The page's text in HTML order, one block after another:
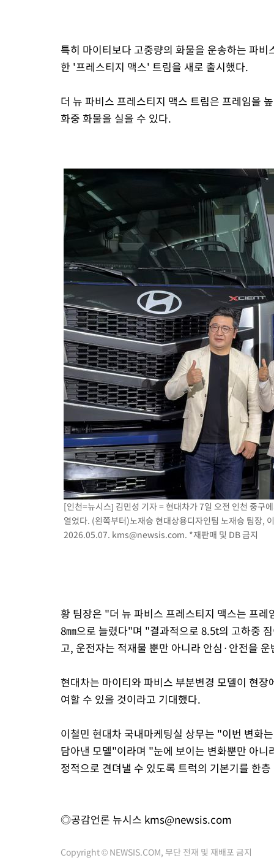
특히 마이티보다 고중량의 화물을 운송하는 파
한 '프레스티지 맥스' 트림을 새로 출시했다.
더 뉴 파비스 프레스티지 맥스 트림은 프레임을
화중 화물을 실을 수 있다.
[인천=뉴시스] 김민성 기자 = 현대차가 7일 오전 인천 중
열었다. (왼쪽부터)노재승 현대상용디자인팀 노재승 팀장,
2026.05.07. kms@newsis.com. *재판매 및 DB 금지
황 팀장은 "더 뉴 파비스 프레스티지 맥스는 프
8㎜으로 늘렸다"며 "결과적으로 8.5t의 고하중
고, 운전자는 적재물 뿐만 아니라 안심·안전을
현대차는 마이티와 파비스 부분변경 모델이 현
여할 수 있을 것이라고 기대했다.
이철민 현대차 국내마케팅실 상무는 "이번 변화
담아낸 모델"이라며 "눈에 보이는 변화뿐만 아
정적으로 견뎌낼 수 있도록 트럭의 기본기를 한
◎공감언론 뉴시스 kms@newsis.com
Copyright © NEWSIS.COM, 무단 전재 및 재배포 금지